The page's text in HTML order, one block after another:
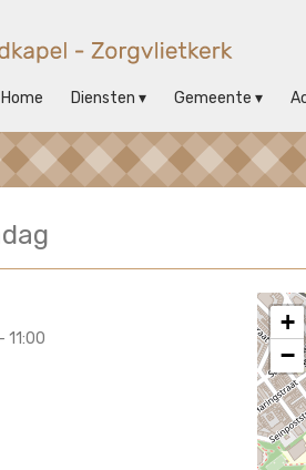
Home Diensten Gemeente
11:00
+
−